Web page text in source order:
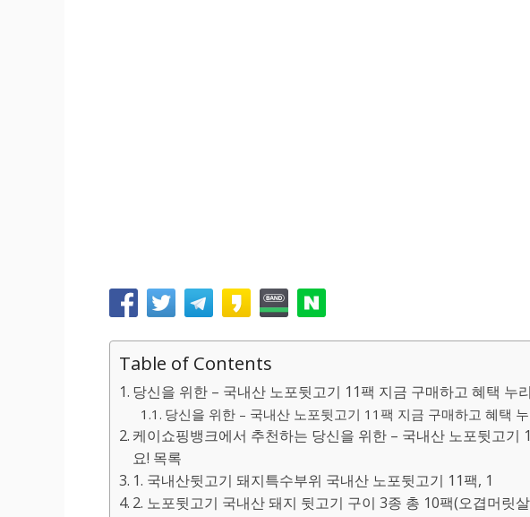
Table of Contents
당신을 위한 – 국내산 노포뒷고기 11팩 지금 구매하고 혜택 누
당신을 위한 – 국내산 노포뒷고기 11팩 지금 구매하고 혜택
케이쇼핑뱅크에서 추천하는 당신을 위한 – 국내산 노포뒷고기
요! 목록
1. 국내산뒷고기 돼지특수부위 국내산 노포뒷고기 11팩, 1
2. 노포뒷고기 국내산 돼지 뒷고기 구이 3종 총 10팩(오겹머릿